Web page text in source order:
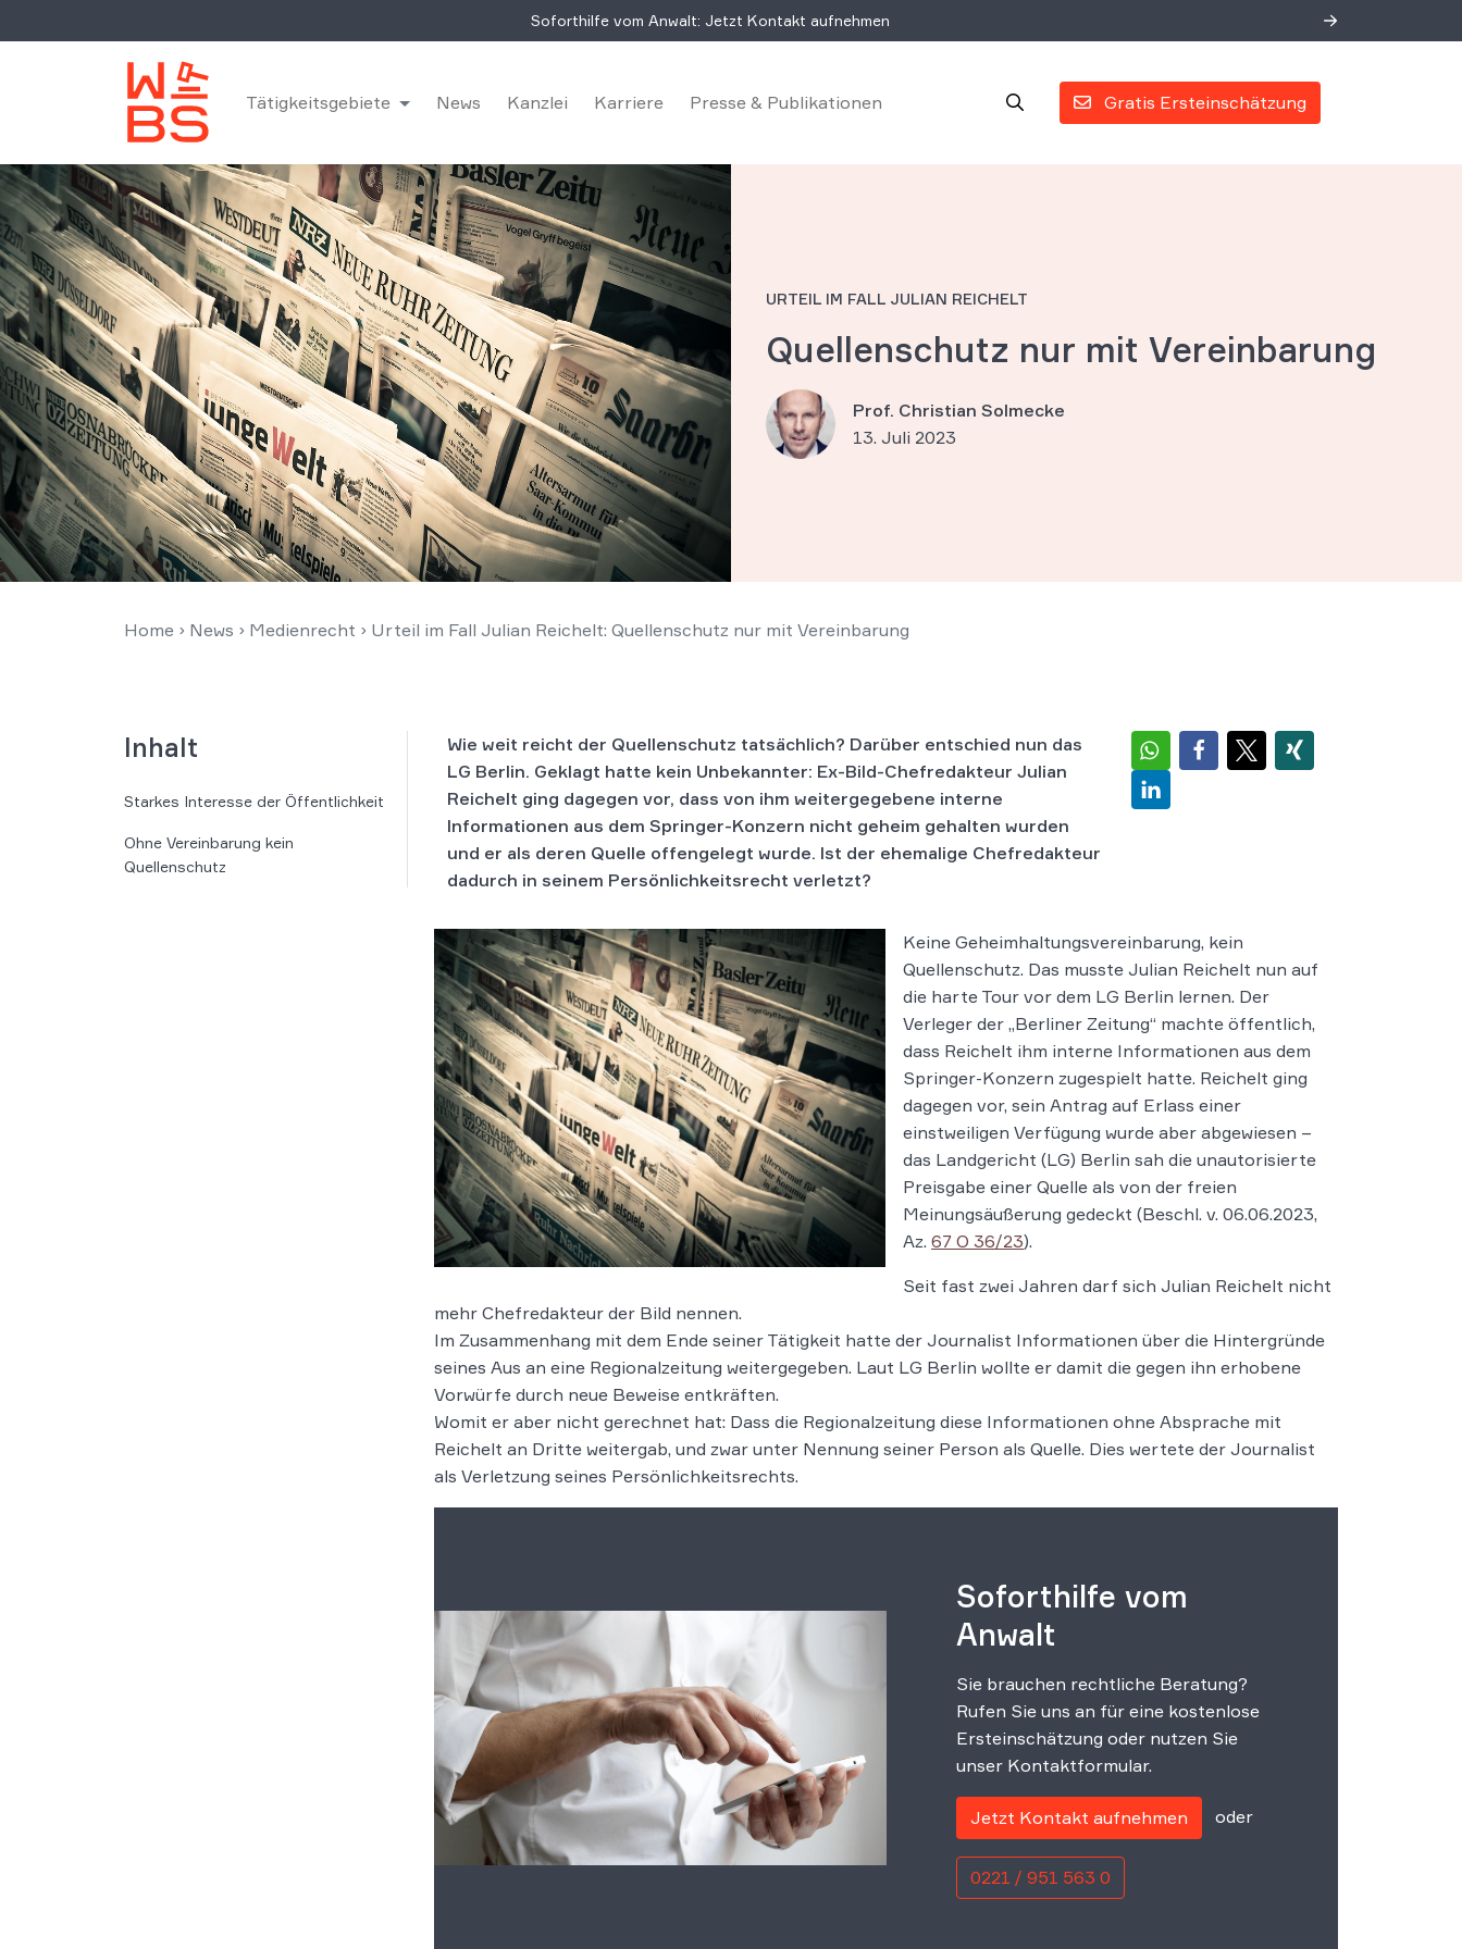
Soforthilfe vom Anwalt: Jetzt Kontakt aufnehmen
Gratis Ersteinschätzung
Tätigkeitsgebiete News Kanzlei Karriere Presse & Publikationen
URTEIL IM FALL JULIAN REICHELT
Quellenschutz nur mit Vereinbarung
Prof. Christian Solmecke
13. Juli 2023
Home › News › Medienrecht › Urteil im Fall Julian Reichelt: Quellenschutz nur mit Vereinbarung
Inhalt
Starkes Interesse der Öffentlichkeit
Ohne Ver­ein­ba­rung kein
Quellenschutz
Wie weit reicht der Quellenschutz tatsächlich? Darüber entschied nun das
LG Berlin. Geklagt hatte kein Unbekannter: Ex-Bild-Chefredakteur Julian
Reichelt ging dagegen vor, dass von ihm weitergegebene interne
Informationen aus dem Springer-Konzern nicht geheim gehalten wurden
und er als deren Quelle offengelegt wurde. Ist der ehemalige Chefredakteur
dadurch in seinem Persönlichkeitsrecht verletzt?
Keine Geheimhaltungsvereinbarung, kein
Quellenschutz. Das musste Julian Reichelt nun auf
die harte Tour vor dem LG Berlin lernen. Der
Verleger der „Berliner Zeitung“ machte öffentlich,
dass Reichelt ihm interne Informationen aus dem
Springer-Konzern zugespielt hatte. Reichelt ging
dagegen vor, sein Antrag auf Erlass einer
einstweiligen Verfügung wurde aber abgewiesen –
das Landgericht (LG) Berlin sah die unautorisierte
Preisgabe einer Quelle als von der freien
Meinungsäußerung gedeckt (Beschl. v. 06.06.2023,
Az. 67 O 36/23).
Seit fast zwei Jahren darf sich Julian Reichelt nicht
mehr Chefredakteur der Bild nennen.
Im Zusammenhang mit dem Ende seiner Tätigkeit hatte der Journalist Informationen über die Hintergründe
seines Aus an eine Regionalzeitung weitergegeben. Laut LG Berlin wollte er damit die gegen ihn erhobene
Vorwürfe durch neue Beweise entkräften.
Womit er aber nicht gerechnet hat: Dass die Regionalzeitung diese Informationen ohne Absprache mit
Reichelt an Dritte weitergab, und zwar unter Nennung seiner Person als Quelle. Dies wertete der Journalist
als Verletzung seines Persönlichkeitsrechts.
Soforthilfe vom
Anwalt
Sie brauchen rechtliche Beratung?
Rufen Sie uns an für eine kostenlose
Ersteinschätzung oder nutzen Sie
unser Kontaktformular.
Jetzt Kontakt aufnehmen oder
0221 / 951 563 0